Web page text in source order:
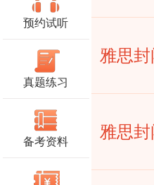
雅思
雅思
预约试听
真题练习
备考资料